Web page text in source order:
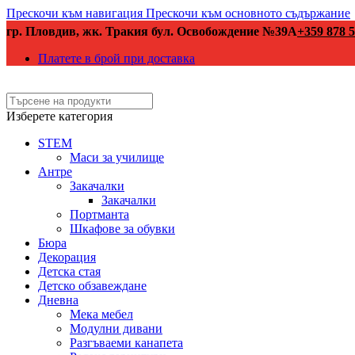
Прескочи към навигация Прескочи към основното съдържание
гр. Пловдив, жк. Тракия бул. Освобождение №39А+359 878
Платете в брой при доставка
Изберете категория
STEM
Маси за училище
Антре
Закачалки
Закачалки
Портманта
Шкафове за обувки
Бюра
Декорация
Детска стая
Детско обзавеждане
Дневна
Мека мебел
Модулни дивани
Разгъваеми канапета